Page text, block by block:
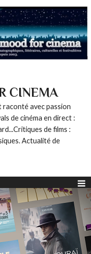
CINEMA
raconté avec passion
de cinéma en direct :
de films :
Actualité de